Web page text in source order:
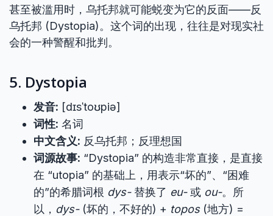
甚至被滥用时，乌托邦就可能蜕变为它的反面——反
乌托邦 (Dystopia)。这个词的出现，往往是对现实社
会的一种警醒和批判。
5. Dystopia
发音: [dɪsˈtoʊpiə]
词性: 名词
中文含义: 反乌托邦；反理想国
词源故事: “Dystopia” 的构造非常直接，是直接
在 “utopia” 的基础上，用表示“坏的”、“困难
的”的希腊词根 dys-替换了 eu-或 ou-。所
以， dys-(坏的，不好的) + topos(地方) =